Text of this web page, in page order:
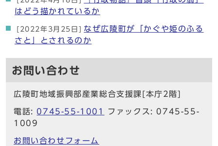
はどう描かれているか
[2022年3月25日] なぜ広陵町が「かぐや姫のふる
さと」とされるのか
お問い合わせ
広陵町地域振興部産業総合支援課[本庁2階]
電話: 0745-55-1001
ファックス: 0745-55-
1009
お問い合わせフォーム